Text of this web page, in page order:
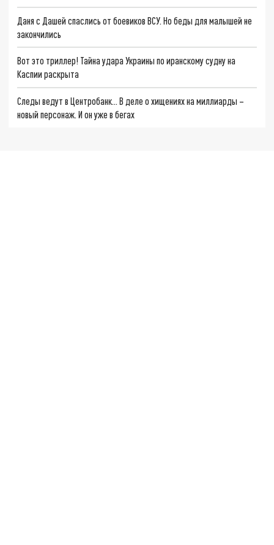
Даня с Дашей спаслись от боевиков ВСУ. Но беды для малышей не
закончились
Вот это триллер! Тайна удара Украины по иранскому судну на
Каспии раскрыта
Следы ведут в Центробанк… В деле о хищениях на миллиарды –
новый персонаж. И он уже в бегах